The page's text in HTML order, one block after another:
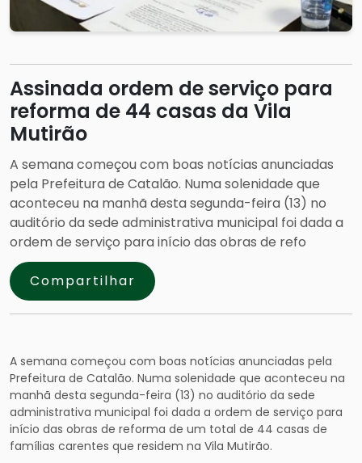
Assinada ordem de serviço para
reforma de 44 casas da Vila
Mutirão
A semana começou com boas notícias anunciadas
pela Prefeitura de Catalão. Numa solenidade que
aconteceu na manhã desta segunda-feira (13) no
auditório da sede administrativa municipal foi dada a
ordem de serviço para início das obras de refo
Compartilhar
A semana começou com boas notícias anunciadas pela
Prefeitura de Catalão. Numa solenidade que aconteceu na
manhã desta segunda-feira (13) no auditório da sede
administrativa municipal foi dada a ordem de serviço para
início das obras de reforma de um total de 44 casas de
famílias carentes que residem na Vila Mutirão.